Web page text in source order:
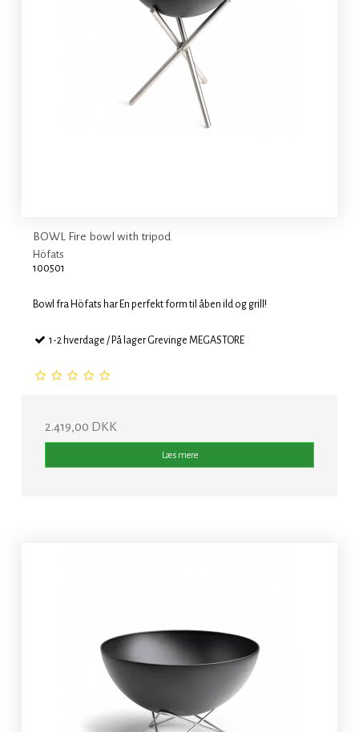
BOWL Fire bowl with tripod
Höfats
100501
Bowl fra Höfats har En perfekt form til åben ild og grill!
1-2 hverdage / På lager Grevinge MEGASTORE
2.419,00 DKK
Læs mere